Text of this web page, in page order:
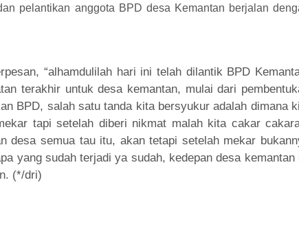
pelantikan anggota BPD desa Kemantan berjalan
“alhamdulilah hari ini telah dilantik BPD
terakhir untuk desa kemantan, mulai dari
BPD, salah satu tanda kita bersyukur adalah dimana
tapi setelah diberi nikmat malah kita cakar
desa semua tau itu, akan tetapi setelah mekar
yang sudah terjadi ya sudah, kedepan desa kemantan
(*/dri)